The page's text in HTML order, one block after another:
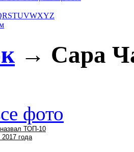
RSTUVWXYZ
→ Сара
фото